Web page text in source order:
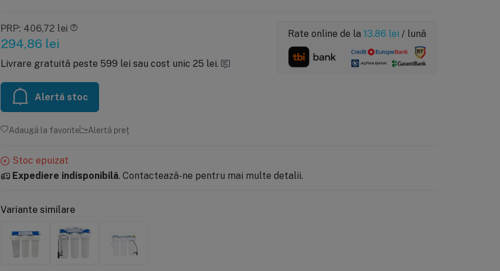
PRP: 406,72 lei
294,86 lei
Livrare gratuită peste 599 lei sau cost unic 25 lei.
Alertă stoc
Rate online de la13.86 lei / lună
Adaugă la favorite Alertă preț
Stoc epuizat
Expediere indisponibilă. Contactează-ne pentru mai multe detalii.
Variante similare